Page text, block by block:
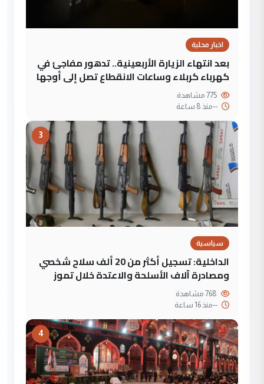
اخبار محلية
بعد انتهاء الزيارة الأربعينية.. تدهور مفاجئ في
كهرباء كربلاء وساعات الانقطاع تصل إلى أوجها
--منذ 8 ساعة
3
سياسية
الداخلية: تسجيل أكثر من 20 ألف سلاح شخصي
ومصادرة آلاف الأسلحة والاعتدة خلال تموز
--منذ 16 ساعة
4